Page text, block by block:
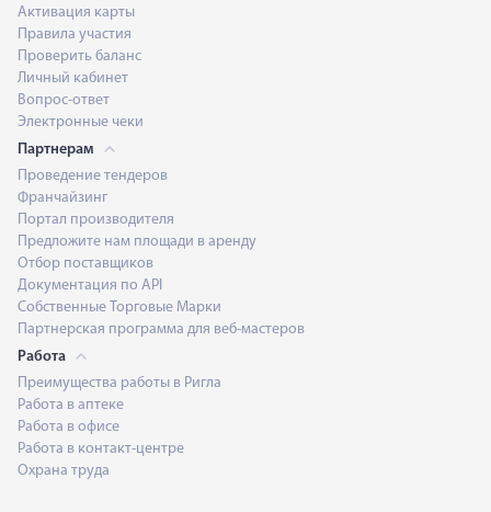
Активация карты
Правила участия
Проверить баланс
Личный кабинет
Вопрос-ответ
Электронные чеки
Партнерам
Проведение тендеров
Франчайзинг
Портал производителя
Предложите нам площади в аренду
Отбор поставщиков
Документация по API
Собственные Торговые Марки
Партнерская программа для веб-мастеров
Работа
Преимущества работы в Ригла
Работа в аптеке
Работа в офисе
Работа в контакт-центре
Охрана труда